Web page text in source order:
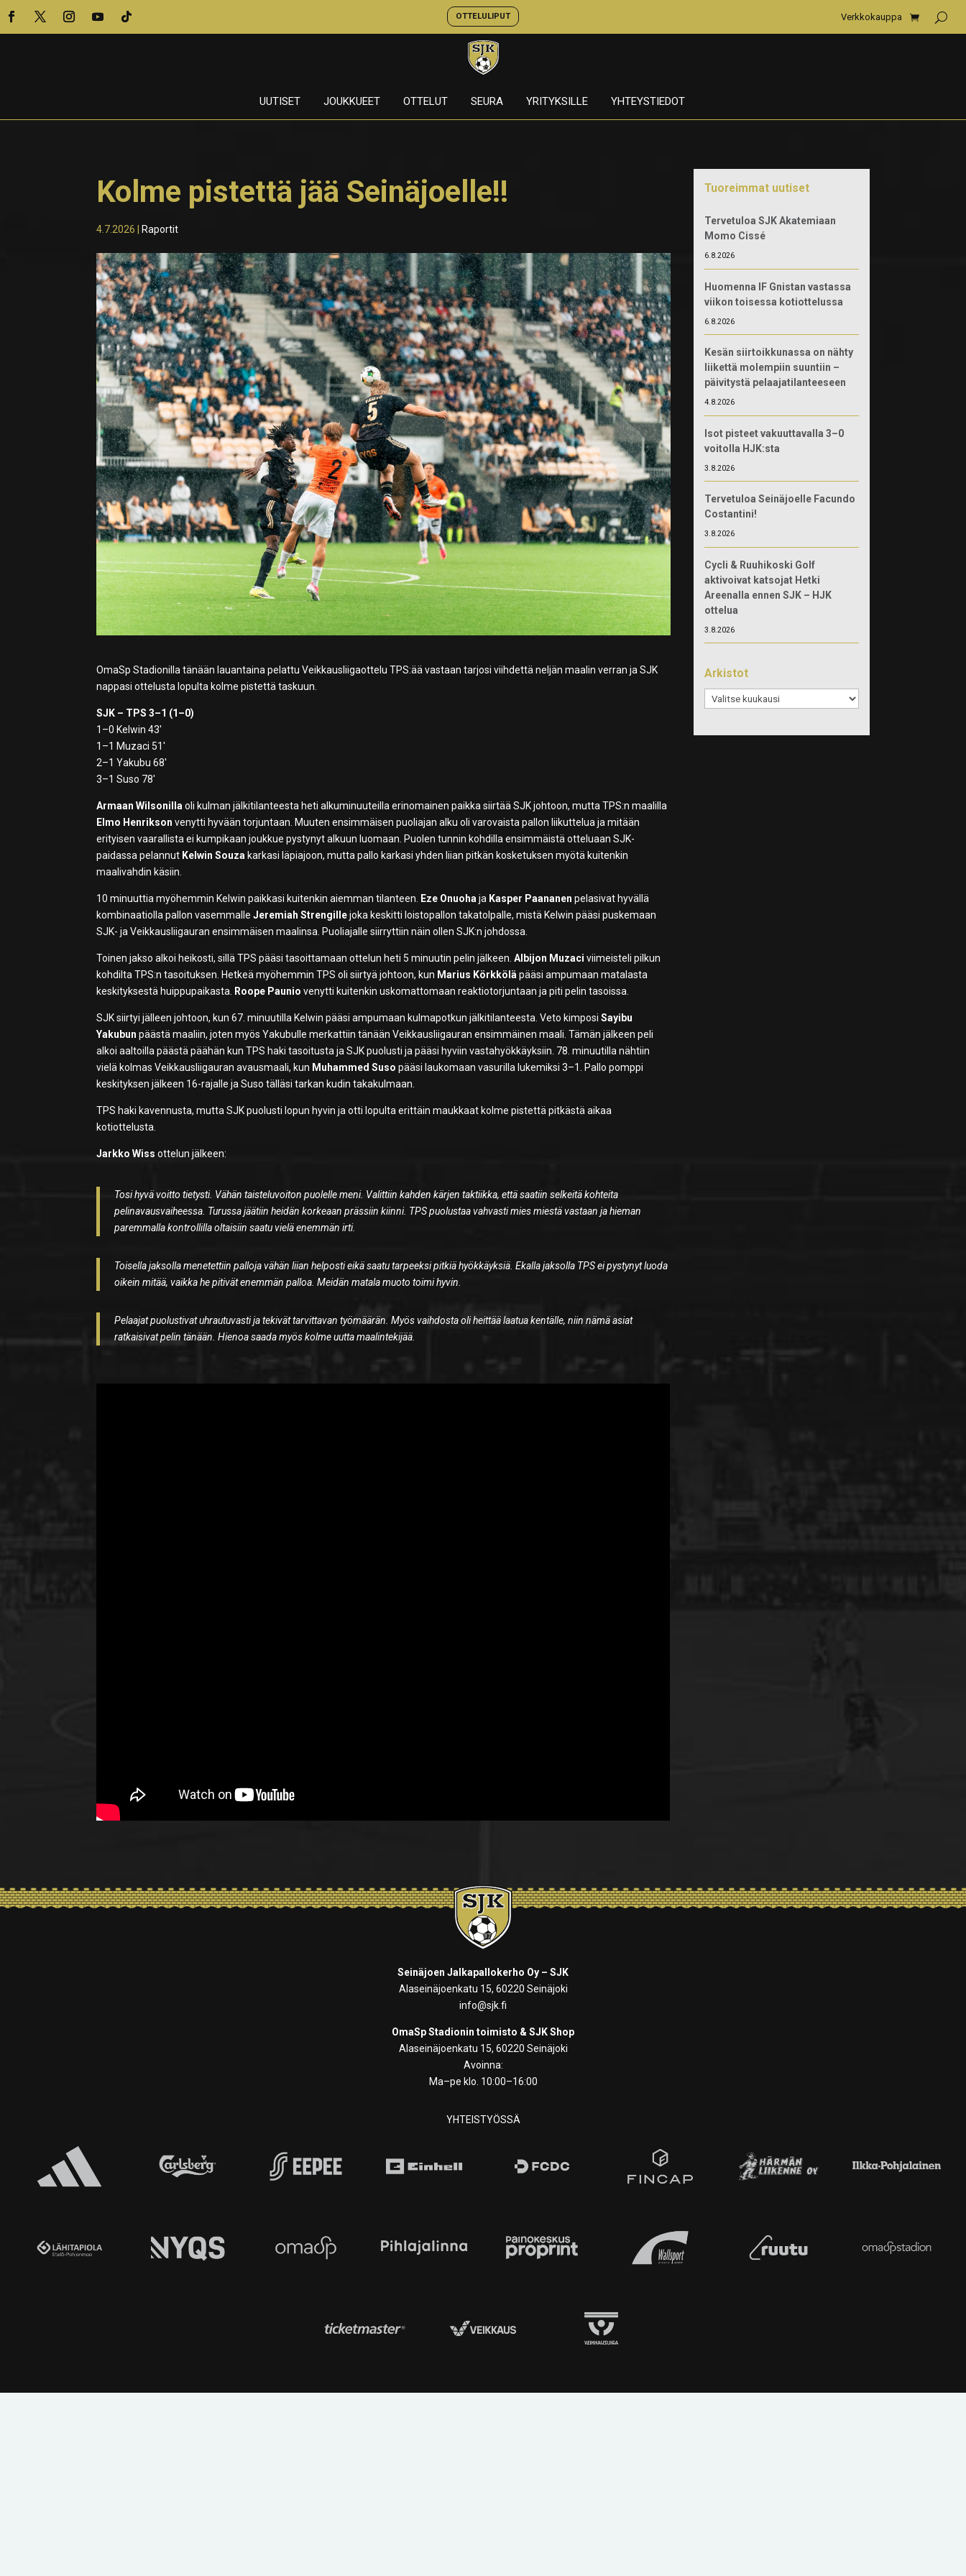
OTTELULIPUT Verkkokauppa
UUTISET JOUKKUEET OTTELUT SEURA YRITYKSILLE YHTEYSTIEDOT
Kolme pistettä jää Seinäjoelle!!
4.7.2026 Raportit
OmaSp Stadionilla tänään lauantaina pelattu Veikkausliigaottelu TPS:ää vastaan tarjosi viihdettä neljän maalin verran ja SJK
nappasi ottelusta lopulta kolme pistettä taskuun.
SJK – TPS 3–1 (1–0)
1–0 Kelwin 43′
1–1 Muzaci 51′
2–1 Yakubu 68′
3–1 Suso 78′
Armaan Wilsonillaoli kulman jälkitilanteesta heti alkuminuuteilla erinomainen paikka siirtää SJK johtoon, mutta TPS:n maalilla
Elmo Henrikson venytti hyvään torjuntaan. Muuten ensimmäisen puoliajan alku oli varovaista pallon liikuttelua ja mitään
erityisen vaarallista ei kumpikaan joukkue pystynyt alkuun luomaan. Puolen tunnin kohdilla ensimmäistä otteluaan SJK-
paidassa pelannut Kelwin Souza karkasi läpiajoon, mutta pallo karkasi yhden liian pitkän kosketuksen myötä kuitenkin
maalivahdin käsiin.
10 minuuttia myöhemmin Kelwin paikkasi kuitenkin aiemman tilanteen. Eze Onuohaja Kasper Paananen pelasivat hyvällä
kombinaatiolla pallon vasemmalleJeremiah Strengillejoka keskitti loistopallon takatolpalle, mistä Kelwin pääsi puskemaan
SJK- ja Veikkausliigauran ensimmäisen maalinsa. Puoliajalle siirryttiin näin ollen SJK:n johdossa.
Toinen jakso alkoi heikosti, sillä TPS pääsi tasoittamaan ottelun heti 5 minuutin pelin jälkeen.Albijon Muzaci viimeisteli pilkun
kohdilta TPS:n tasoituksen. Hetkeä myöhemmin TPS oli siirtyä johtoon, kun Marius Körkköläpääsi ampumaan matalasta
keskityksestä huippupaikasta. Roope Paunio venytti kuitenkin uskomattomaan reaktiotorjuntaan ja piti pelin tasoissa.
SJK siirtyi jälleen johtoon, kun 67. minuutilla Kelwin pääsi ampumaan kulmapotkun jälkitilanteesta. Veto kimposiSayibu
Yakubun päästä maaliin, joten myös Yakubulle merkattiin tänään Veikkausliigauran ensimmäinen maali. Tämän jälkeen peli
alkoi aaltoilla päästä päähän kun TPS haki tasoitusta ja SJK puolusti ja pääsi hyviin vastahyökkäyksiin. 78. minuutilla nähtiin
vielä kolmas Veikkausliigauran avausmaali, kun Muhammed Suso pääsi laukomaan vasurilla lukemiksi 3–1. Pallo pomppi
keskityksen jälkeen 16-rajalle ja Suso tälläsi tarkan kudin takakulmaan.
TPS haki kavennusta, mutta SJK puolusti lopun hyvin ja otti lopulta erittäin maukkaat kolme pistettä pitkästä aikaa
kotiottelusta.
Jarkko Wiss ottelun jälkeen:
Tosi hyvä voitto tietysti. Vähän taisteluvoiton puolelle meni. Valittiin kahden kärjen taktiikka, että saatiin selkeitä kohteita
pelinavausvaiheessa. Turussa jäätiin heidän korkeaan prässiin kiinni. TPS puolustaa vahvasti mies miestä vastaan ja hieman
paremmalla kontrollilla oltaisiin saatu vielä enemmän irti.
Toisella jaksolla menetettiin palloja vähän liian helposti eikä saatu tarpeeksi pitkiä hyökkäyksiä. Ekalla jaksolla TPS ei pystynyt luoda
oikein mitää, vaikka he pitivät enemmän palloa. Meidän matala muoto toimi hyvin.
Pelaajat puolustivat uhrautuvasti ja tekivät tarvittavan työmäärän. Myös vaihdosta oli heittää laatua kentälle, niin nämä asiat
ratkaisivat pelin tänään. Hienoa saada myös kolme uutta maalintekijää.
Tuoreimmat uutiset
Tervetuloa SJK Akatemiaan
Momo Cissé
6.8.2026
Huomenna IF Gnistan vastassa
viikon toisessa kotiottelussa
6.8.2026
Kesän siirtoikkunassa on nähty
liikettä molempiin suuntiin –
päivitystä pelaajatilanteeseen
4.8.2026
Isot pisteet vakuuttavalla 3–0
voitolla HJK:sta
3.8.2026
Tervetuloa Seinäjoelle Facundo
Costantini!
3.8.2026
Cycli & Ruuhikoski Golf
aktivoivat katsojat Hetki
Areenalla ennen SJK – HJK
ottelua
3.8.2026
Arkistot
Arkistot
Seinäjoen Jalkapallokerho Oy – SJK
Alaseinäjoenkatu 15, 60220 Seinäjoki
info@sjk.fi
OmaSp Stadionin toimisto & SJK Shop
Alaseinäjoenkatu 15, 60220 Seinäjoki
Avoinna:
Ma–pe klo. 10:00–16:00
YHTEISTYÖSSÄ